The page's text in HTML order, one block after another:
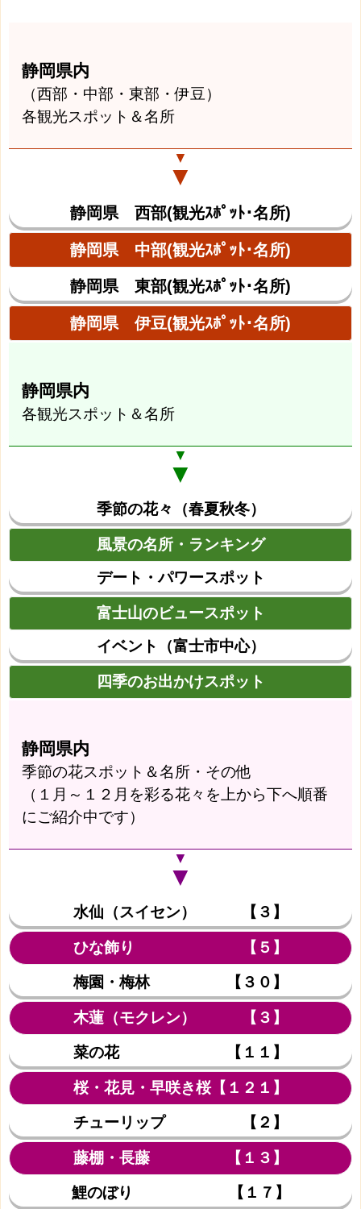
静岡県内
（西部・中部・東部・伊豆）
各観光スポット＆名所
▼
▼
静岡県 西部(観光ｽﾎﾟｯﾄ･名所)
静岡県 中部(観光ｽﾎﾟｯﾄ･名所)
静岡県 東部(観光ｽﾎﾟｯﾄ･名所)
静岡県 伊豆(観光ｽﾎﾟｯﾄ･名所)
静岡県内
各観光スポット＆名所
▼
▼
季節の花々（春夏秋冬）
風景の名所・ランキング
デート・パワースポット
富士山のビュースポット
イベント（富士市中心）
四季のお出かけスポット
静岡県内
季節の花スポット＆名所・その他
（１月～１２月を彩る花々を上から下へ順番
にご紹介中です）
▼
▼
水仙（スイセン） 【３】
ひな飾り 【５】
梅園・梅林 【３０】
木蓮（モクレン） 【３】
菜の花 【１１】
桜・花見・早咲き桜【１２１】
チューリップ 【２】
藤棚・長藤 【１３】
鯉のぼり 【１７】